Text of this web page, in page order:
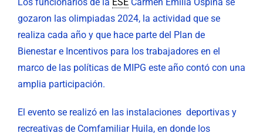
gozaron las olimpiadas 2024, la actividad que se
realiza cada año y que hace parte del Plan de
Bienestar e Incentivos para los trabajadores en el
marco de las políticas de MIPG este año contó con una
amplia participación.
El evento se realizó en las instalaciones deportivas y
recreativas de Comfamiliar Huila, en donde los